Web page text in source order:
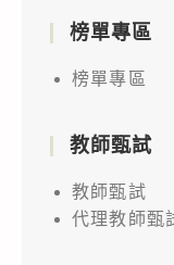
榜單專區
榜單專區
教師甄試
教師甄試
代理教師甄